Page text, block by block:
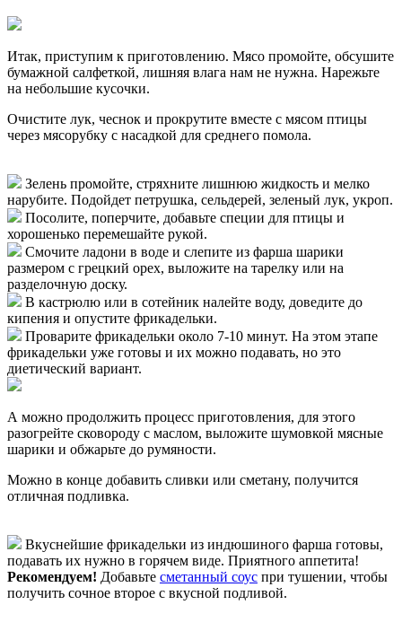
Итак, приступим к приготовлению. Мясо промойте, обсушите
бумажной салфеткой, лишняя влага нам не нужна. Нарежьте
на небольшие кусочки.
Очистите лук, чеснок и прокрутите вместе с мясом птицы
через мясорубку с насадкой для среднего помола.
Зелень промойте, стряхните лишнюю жидкость и мелко
нарубите. Подойдет петрушка, сельдерей, зеленый лук, укроп.
Посолите, поперчите, добавьте специи для птицы и
хорошенько перемешайте рукой.
Смочите ладони в воде и слепите из фарша шарики
размером с грецкий орех, выложите на тарелку или на
разделочную доску.
В кастрюлю или в сотейник налейте воду, доведите до
кипения и опустите фрикадельки.
Проварите фрикадельки около 7-10 минут. На этом этапе
фрикадельки уже готовы и их можно подавать, но это
диетический вариант.
А можно продолжить процесс приготовления, для этого
разогрейте сковороду с маслом, выложите шумовкой мясные
шарики и обжарьте до румяности.
Можно в конце добавить сливки или сметану, получится
отличная подливка.
Вкуснейшие фрикадельки из индюшиного фарша готовы,
подавать их нужно в горячем виде. Приятного аппетита!
Рекомендуем! Добавьте сметанный соус при тушении, чтобы
получить сочное второе с вкусной подливой.